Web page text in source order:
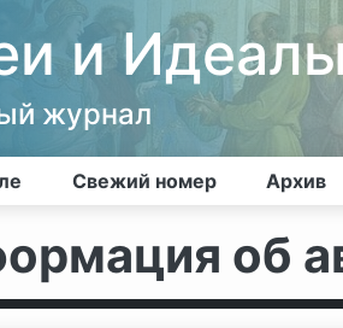
и
журнал
Свежий номер Архив
об